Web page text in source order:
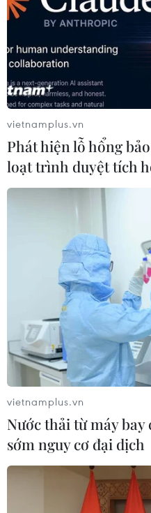
vietnamplus.vn
Phát hiện lỗ hổng
loạt trình duyệt tích
vietnamplus.vn
Nước thải từ máy
sớm nguy cơ đại dịch